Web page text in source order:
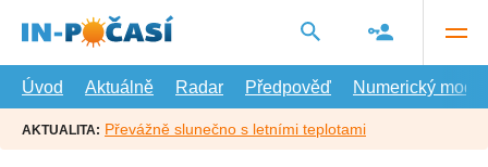
hlavní
Úvod
Aktuálně Radar Předpověď Numerický model
AKTUALITA: Převážně slunečno s letními teplotami